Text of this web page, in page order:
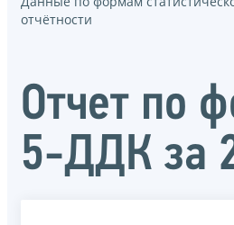
отчётности
Отчет по
5-ДДК за